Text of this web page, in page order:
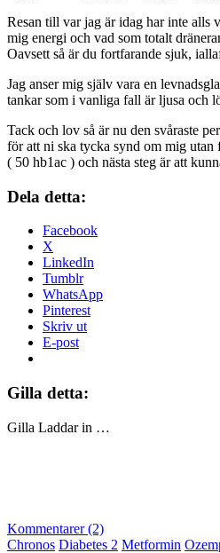
Resan till var jag är idag har inte alls
mig energi och vad som totalt
Oavsett så är du fortfarande sjuk,
Jag anser mig själv vara en
tankar som i vanliga fall är ljusa och
Tack och lov så är nu den svåraste
för att ni ska tycka synd om mig
( 50 hb1ac ) och nästa steg är att
Dela detta:
Facebook
X
LinkedIn
Tumblr
WhatsApp
Pinterest
Skriv ut
E-post
Gilla detta:
Gilla Laddar in …
Kommentarer (2)
Chronos Diabetes 2 Metformin